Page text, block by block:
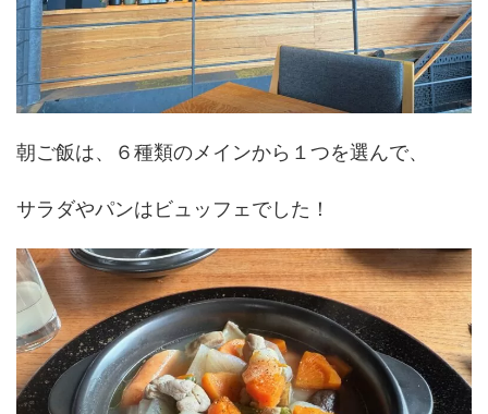
朝ご飯は、６種類のメインから１つを選んで、
サラダやパンはビュッフェでした！